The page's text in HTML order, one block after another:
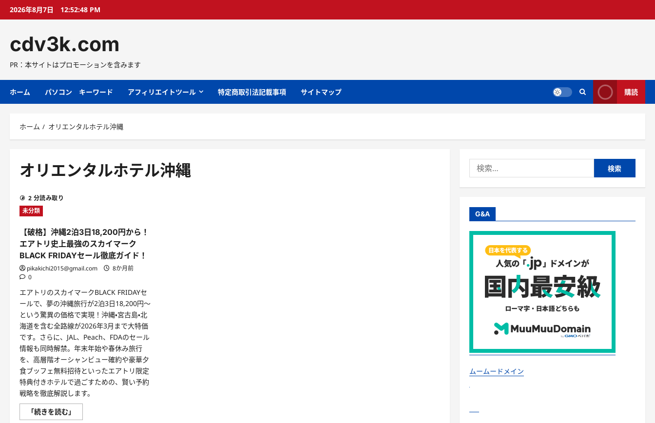
プ
2026年8月7日 12:52:49 PM
cdv3k.com
PR：本サイトはプロモーションを含みます
ホーム パソコン キーワード アフィリエイトツール 特定商取引法記載事項 サイトマップ 購読
ホーム オリエンタルホテル沖縄
オリエンタルホテル沖縄
2 分読み取り
未分類
【破格】沖縄2泊3日18,200円から！
エアトリ史上最強のスカイマーク
BLACK FRIDAYセール徹底ガイド！
pikakichi2015@gmail.com
8か月前
0
エアトリのスカイマークBLACK FRIDAYセ
ールで、夢の沖縄旅行が2泊3日18,200円～
という驚異の価格で実現！沖縄・宮古島・北
海道を含む全路線が2026年3月まで大特価
です。さらに、JAL、Peach、FDAのセール
情報も同時解禁。年末年始や春休み旅行
を、高層階オーシャンビュー確約や豪華夕
食ブッフェ無料招待といったエアトリ限定
特典付きホテルで過ごすための、賢い予約
戦略を徹底解説します。
「続きを読む」
格】
索:
G&A
ムームードメイン